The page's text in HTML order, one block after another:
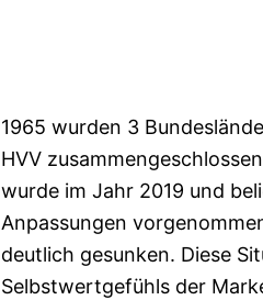
1965 wurden 3
HVV
wurde im Jahr 2019 und
Anpassungen
deutlich gesunken. Diese
Selbstwertgefühls der